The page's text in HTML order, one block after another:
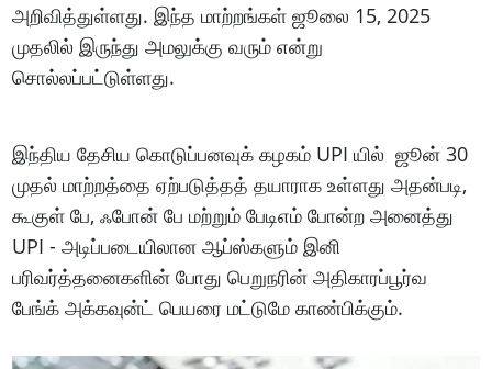
அறிவித்துள்ளது. இந்த மாற்றங்கள் ஜூலை 15, 2025
முதலில் இருந்து அமலுக்கு வரும் என்று
சொல்லப்பட்டுள்ளது.
இந்திய தேசிய கொடுப்பனவுக் கழகம் UPI யில் ஜூன் 30
முதல் மாற்றத்தை ஏற்படுத்தத் தயாராக உள்ளது அதன்படி,
கூகுள் பே, ஃபோன் பே மற்றும் பேடிஎம் போன்ற அனைத்து
UPI - அடிப்படையிலான ஆப்ஸ்களும் இனி
பரிவர்த்தனைகளின் போது பெறுநரின் அதிகாரப்பூர்வ
பேங்க் அக்கவுன்ட் பெயரை மட்டுமே காண்பிக்கும்.